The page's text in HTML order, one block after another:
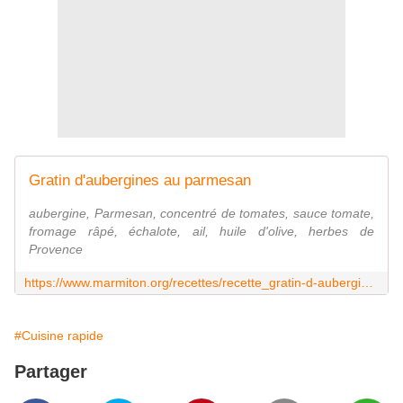
Gratin d'aubergines au parmesan
aubergine, Parmesan, concentré de tomates, sauce tomate,
fromage râpé, échalote, ail, huile d'olive, herbes de
Provence
https://www.marmiton.org/recettes/recette_gratin-d-aubergines-au-parmesan_17390.aspx
#Cuisine rapide
Partager